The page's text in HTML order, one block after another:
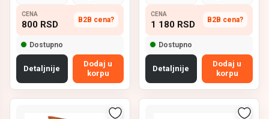
CENA
800 RSD B2B cena?
Dostupno
Detaljnije
Dodaj u
korpu
CENA
1 180 RSD B2B cena?
Dostupno
Detaljnije
Dodaj u
korpu